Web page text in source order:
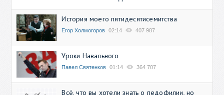
История моего пятидесятисемитства
Егор Холмогоров 02:14 407 987
Уроки Навального
Павел Святенков 01:14 364 707
Всё, что вы хотели знать о педофилии, но